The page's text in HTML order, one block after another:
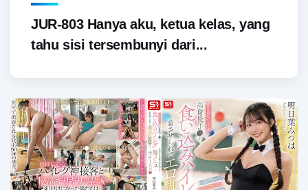
JUR-803 Hanya aku, ketua kelas, yang
tahu sisi tersembunyi dari...